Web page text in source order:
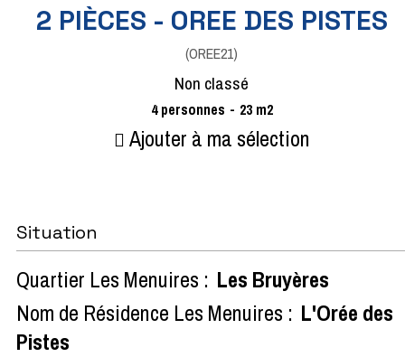
2 PIÈCES - OREE DES PISTES
(OREE21)
Non classé
4 personnes 23 m2
Ajouter à ma sélection
Situation
Quartier Les Menuires : Les Bruyères
Nom de Résidence Les Menuires : L'Orée des
Pistes